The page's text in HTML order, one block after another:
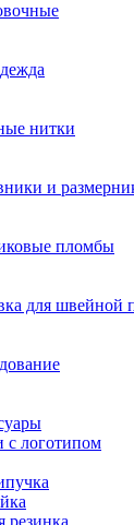
нитки
и
пломбы
для швейной
с логотипом
резинка